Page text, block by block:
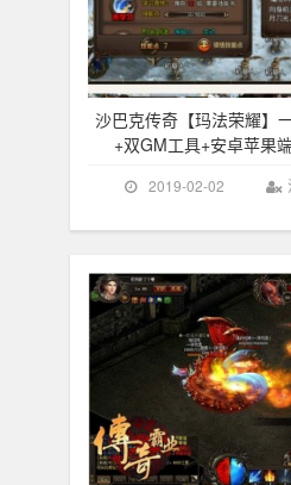
沙巴克传奇【玛法荣耀】
+双GM工具+安卓苹果
2019-02-02